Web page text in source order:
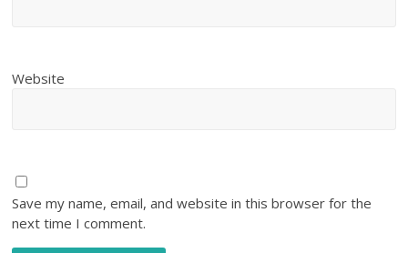
Website
Save my name, email, and website in this browser for the
next time I comment.